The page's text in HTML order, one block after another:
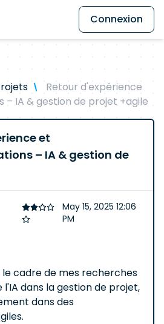
Connexion
Retour d'expérience
IA & gestion de projet +agile
et
– IA & gestion de
May 15, 2025 12:06
PM
le cadre de mes recherches
l'IA dans la gestion de projet,
dans des